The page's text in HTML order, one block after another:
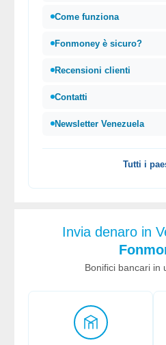
Come funziona
Fonmoney è sicuro?
Recensioni clienti
Contatti
Newsletter Venezuela
Tutti i
Invia denaro in
Bonifici bancari in